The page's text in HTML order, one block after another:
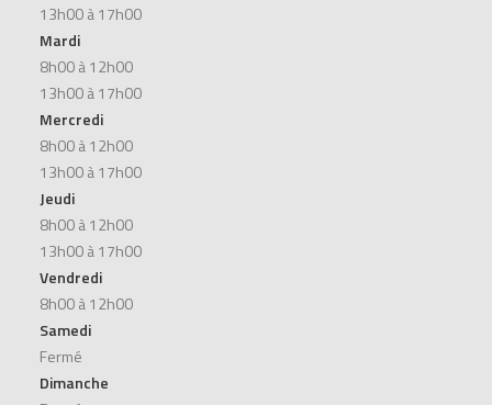
13h00 à 17h00
Mardi
8h00 à 12h00
13h00 à 17h00
Mercredi
8h00 à 12h00
13h00 à 17h00
Jeudi
8h00 à 12h00
13h00 à 17h00
Vendredi
8h00 à 12h00
Samedi
Fermé
Dimanche